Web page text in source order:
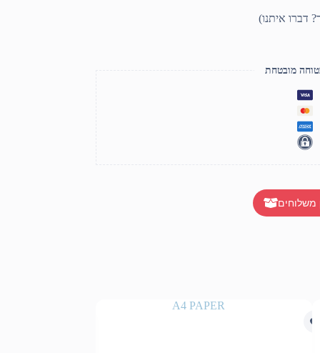
מובטחת
משלוחים